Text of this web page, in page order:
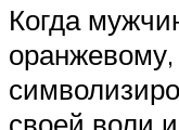
Когда